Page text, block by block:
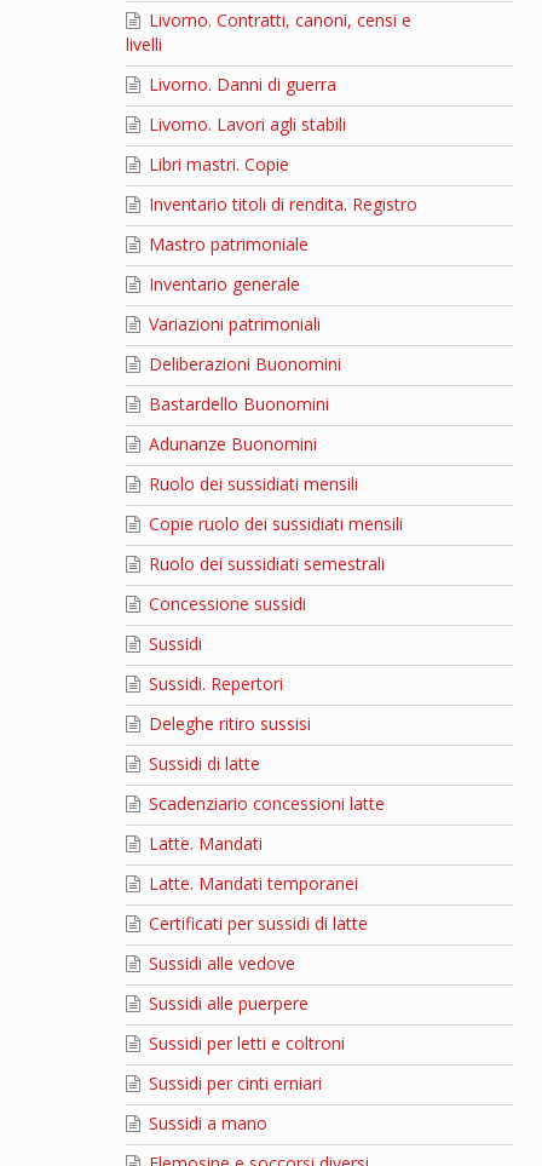
Livorno. Contratti, canoni, censi e
livelli
Livorno. Danni di guerra
Livorno. Lavori agli stabili
Libri mastri. Copie
Inventario titoli di rendita. Registro
Mastro patrimoniale
Inventario generale
Variazioni patrimoniali
Deliberazioni Buonomini
Bastardello Buonomini
Adunanze Buonomini
Ruolo dei sussidiati mensili
Copie ruolo dei sussidiati mensili
Ruolo dei sussidiati semestrali
Concessione sussidi
Sussidi
Sussidi. Repertori
Deleghe ritiro sussisi
Sussidi di latte
Scadenziario concessioni latte
Latte. Mandati
Latte. Mandati temporanei
Certificati per sussidi di latte
Sussidi alle vedove
Sussidi alle puerpere
Sussidi per letti e coltroni
Sussidi per cinti erniari
Sussidi a mano